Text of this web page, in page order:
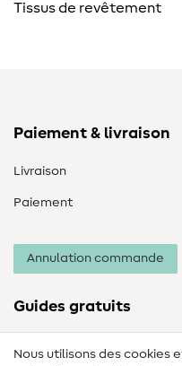
Tissus de revêtement
Paiement & livraison
Livraison
Paiement
Annulation commande
Guides gratuits
Nous utilisons des cookies